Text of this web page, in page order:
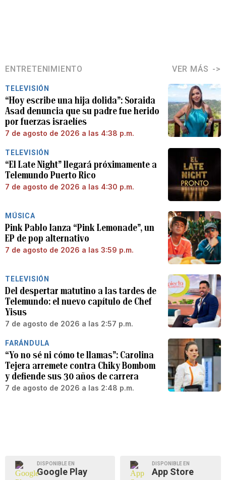
ENTRETENIMIENTO VER MÁS
TELEVISIÓN
“Hoy escribe una hija dolida”: Soraida
Asad denuncia que su padre fue herido
por fuerzas israelíes
7 de agosto de 2026 a las 4:38 p.m.
TELEVISIÓN
“El Late Night” llegará próximamente a
Telemundo Puerto Rico
7 de agosto de 2026 a las 4:30 p.m.
MÚSICA
Pink Pablo lanza “Pink Lemonade”, un
EP de pop alternativo
7 de agosto de 2026 a las 3:59 p.m.
TELEVISIÓN
Del despertar matutino a las tardes de
Telemundo: el nuevo capítulo de Chef
Yisus
7 de agosto de 2026 a las 2:57 p.m.
FARÁNDULA
“Yo no sé ni cómo te llamas”: Carolina
Tejera arremete contra Chiky Bombom
y defiende sus 30 años de carrera
7 de agosto de 2026 a las 2:48 p.m.
DISPONIBLE EN
Google Play
DISPONIBLE EN
App Store